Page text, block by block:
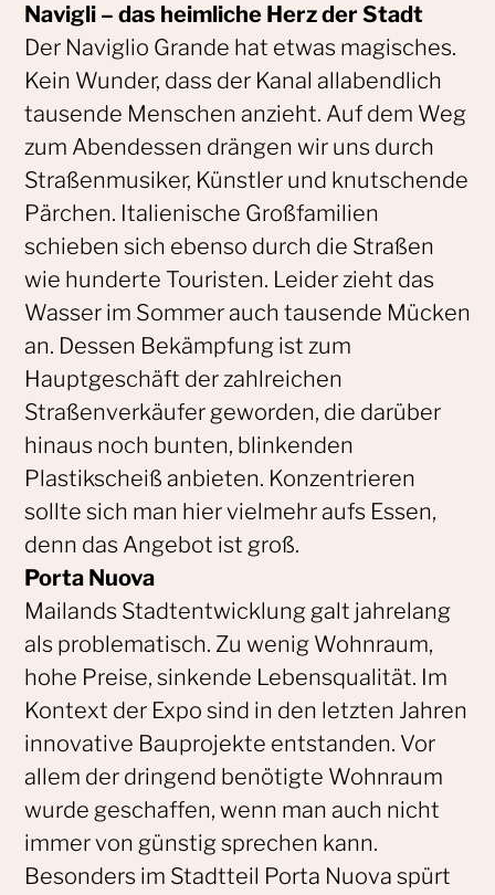
Navigli – das heimliche Herz der Stadt
Der Naviglio Grande hat etwas magisches.
Kein Wunder, dass der Kanal allabendlich
tausende Menschen anzieht. Auf dem Weg
zum Abendessen drängen wir uns durch
Straßenmusiker, Künstler und knutschende
Pärchen. Italienische Großfamilien
schieben sich ebenso durch die Straßen
wie hunderte Touristen. Leider zieht das
Wasser im Sommer auch tausende Mücken
an. Dessen Bekämpfung ist zum
Hauptgeschäft der zahlreichen
Straßenverkäufer geworden, die darüber
hinaus noch bunten, blinkenden
Plastikscheiß anbieten. Konzentrieren
sollte sich man hier vielmehr aufs Essen,
denn das Angebot ist groß.
Porta Nuova
Mailands Stadtentwicklung galt jahrelang
als problematisch. Zu wenig Wohnraum,
hohe Preise, sinkende Lebensqualität. Im
Kontext der Expo sind in den letzten Jahren
innovative Bauprojekte entstanden. Vor
allem der dringend benötigte Wohnraum
wurde geschaffen, wenn man auch nicht
immer von günstig sprechen kann.
Besonders im Stadtteil Porta Nuova spürt